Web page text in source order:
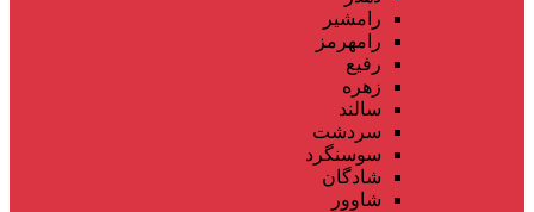
رامشیر
رامهرمز
رفیع
زهره
سالند
سردشت
سوسنگرد
شادگان
شاوور